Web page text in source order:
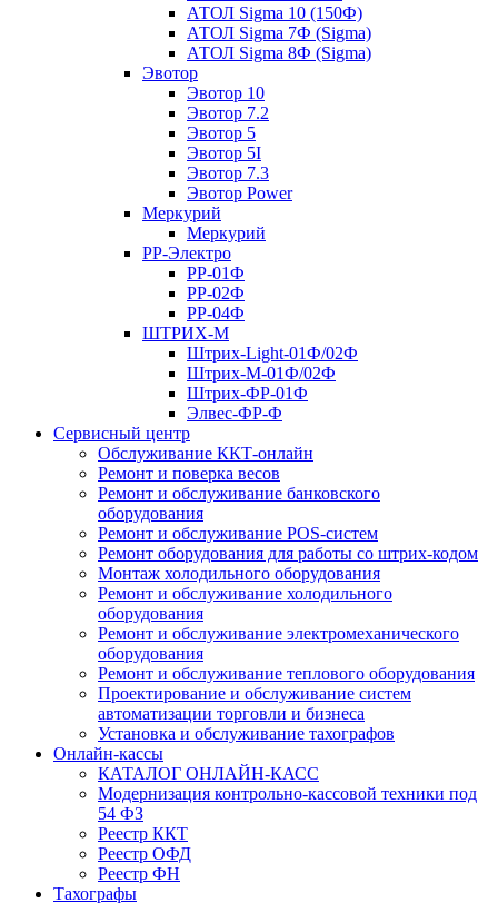
АТОЛ Sigma 10 (150Ф)
АТОЛ Sigma 7Ф (Sigma)
АТОЛ Sigma 8Ф (Sigma)
Эвотор
Эвотор 10
Эвотор 7.2
Эвотор 5
Эвотор 5I
Эвотор 7.3
Эвотор Power
Меркурий
Меркурий
РР-Электро
РР-01Ф
РР-02Ф
РР-04Ф
ШТРИХ-М
Штрих-Light-01Ф/02Ф
Штрих-М-01Ф/02Ф
Штрих-ФР-01Ф
Элвес-ФР-Ф
Сервисный центр
Обслуживание ККТ-онлайн
Ремонт и поверка весов
Ремонт и обслуживание банковского
оборудования
Ремонт и обслуживание POS-систем
Ремонт оборудования для работы со штрих-кодом
Монтаж холодильного оборудования
Ремонт и обслуживание холодильного
оборудования
Ремонт и обслуживание электромеханического
оборудования
Ремонт и обслуживание теплового оборудования
Проектирование и обслуживание систем
автоматизации торговли и бизнеса
Установка и обслуживание тахографов
Онлайн-кассы
КАТАЛОГ ОНЛАЙН-КАСС
Модернизация контрольно-кассовой техники под
54 ФЗ
Реестр ККТ
Реестр ОФД
Реестр ФН
Тахографы